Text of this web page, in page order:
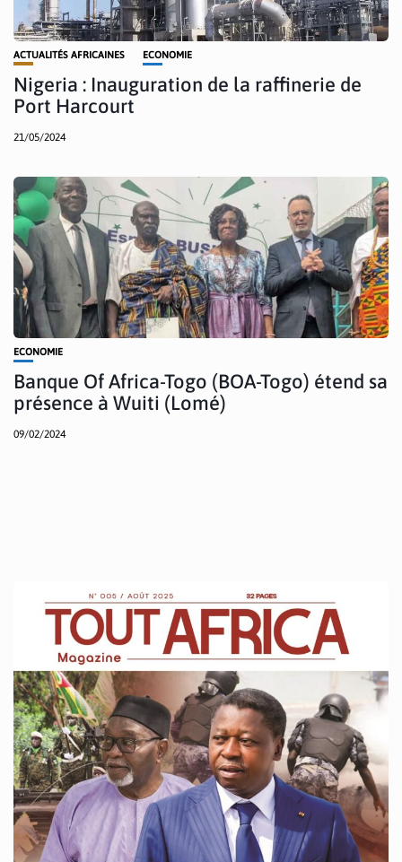
ACTUALITÉS AFRICAINES ECONOMIE
Nigeria : Inauguration de la raffinerie de
Port Harcourt
21/05/2024
ECONOMIE
Banque Of Africa-Togo (BOA-Togo) étend sa
présence à Wuiti (Lomé)
09/02/2024